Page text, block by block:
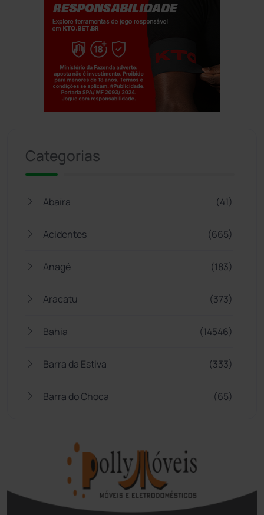
Categorias
Abaíra (41)
Acidentes (665)
Anagé (183)
Aracatu (373)
Bahia (14546)
Barra da Estiva (333)
Barra do Choça (65)
Bom Jesus da Lapa
Boquira